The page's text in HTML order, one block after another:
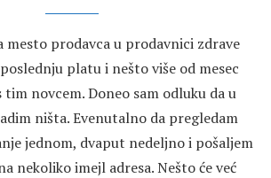
mesto prodavca u prodavnici zdrave
platu i nešto više od mesec
tim novcem. Doneo sam odluku da u
ništa. Evenutalno da pregledam
jednom, dvaput nedeljno i pošaljem
nekoliko imejl adresa. Nešto će već